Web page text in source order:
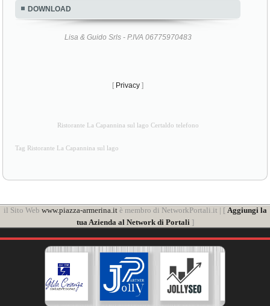
DOWNLOAD
Lisa & Guido Srls - P.IVA 06775970483
[ Privacy ]
Ristorante La Capannina sul lago Certaldo telefono
Tag Ristorante La Capannina sul lago
il Sito Web www.piazza-armerina.itè membro di NetworkPortali.it | [ Aggiungi la
tua Azienda al Network di Portali]